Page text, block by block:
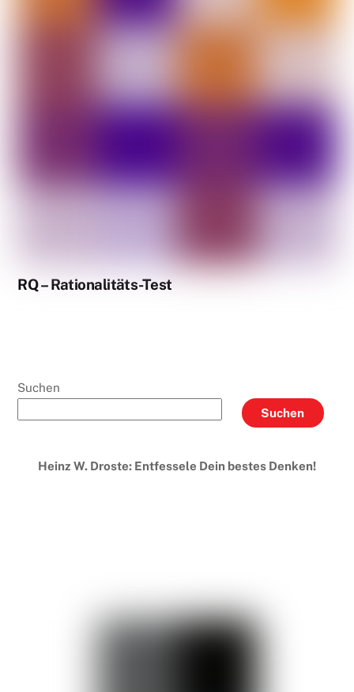
RQ – Rationalitäts-Test
Suchen
Suchen
Heinz W. Droste: Entfessele Dein bestes Denken!